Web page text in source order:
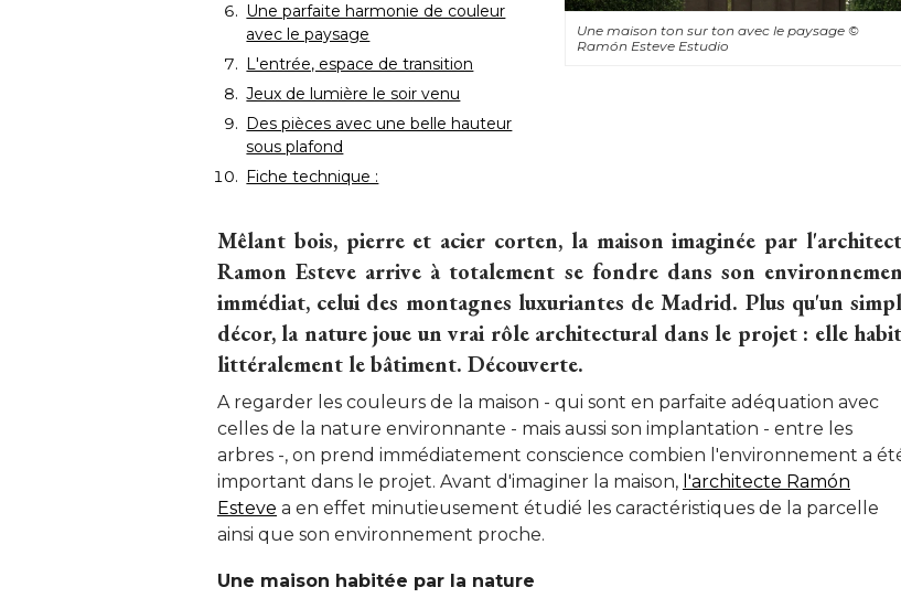
Une maison ton sur ton avec le paysage ©
Ramón Esteve Estudio
Une parfaite harmonie de couleur
avec le paysage
L'entrée, espace de transition
Jeux de lumière le soir venu
Des pièces avec une belle hauteur
sous plafond
Fiche technique :
Mêlant bois, pierre et acier corten, la maison imaginée par
Ramon Esteve arrive à totalement se fondre dans son
immédiat, celui des montagnes luxuriantes de Madrid. Plus qu'un
décor, la nature joue un vrai rôle architectural dans le projet : elle
littéralement le bâtiment. Découverte.
A regarder les couleurs de la maison - qui sont en parfaite adéquation avec
celles de la nature environnante - mais aussi son implantation - entre les
arbres -, on prend immédiatement conscience combien l'environnement a
important dans le projet. Avant d'imaginer la maison, l'architecte Ramón
Esteve a en effet minutieusement étudié les caractéristiques de la parcelle
ainsi que son environnement proche.
Une maison habitée par la nature